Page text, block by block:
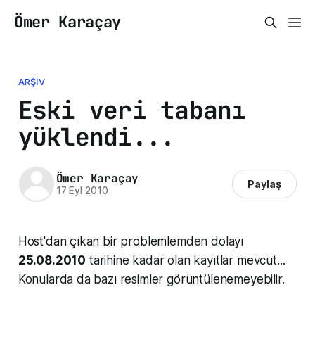
Ömer Karaçay
ARŞIV
Eski veri tabanı
yüklendi...
Ömer Karaçay
17 Eyl 2010 Paylaş
Host'dan çıkan bir problemlemden dolayı
25.08.2010 tarihine kadar olan kayıtlar mevcut...
Konularda da bazı resimler görüntülenemeyebilir.